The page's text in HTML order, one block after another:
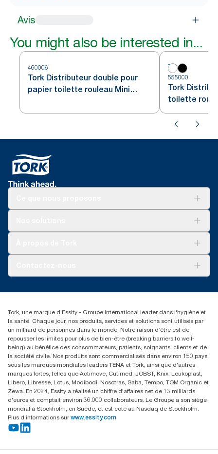
Avis
You might also be interested in...
460006
Tork Distributeur double pour
papier toilette rouleau Mini
555000
Tork
toilette
blanc T2
01 85 07 92 00
Tork, une marque d'Essity - Groupe international leader dans l'hygiène et
la santé. Chaque jour, nos produits, services et solutions sont utilisés par
un milliard de personnes dans le monde. Notre raison d’être est de
repousser les limites pour plus de bien-être (breaking barriers to well-
being) au bénéfice des consommateurs, patients, soignants, clients et de
la société civile. Nos produits sont commercialisés dans environ 150 pays
sous les marques mondiales leaders TENA et Tork, ainsi que d'autres
marques fortes, telles que Actimove, Cutimed, JOBST, Knix, Leukoplast,
Libero, Libresse, Lotus, Modibodi, Nosotras, Saba, Tempo, TOM Organic et
Zewa. En 2024, Essity a réalisé un chiffre d'affaires net de 13 milliards
d'euros et comptait environ 36.000 collaborateurs. Le Groupe a son siège
mondial à Stockholm, en Suède, et est coté au Nasdaq de Stockholm.
Plus d’informations sur www.essity.com